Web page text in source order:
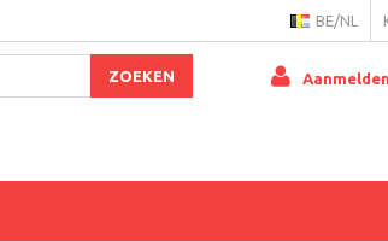
BE/NL
Aanmelden
ZOEKEN